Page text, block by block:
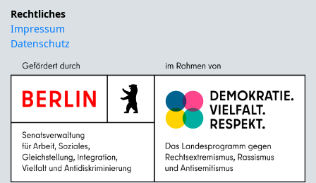
Rechtliches
Impressum
Datenschutz